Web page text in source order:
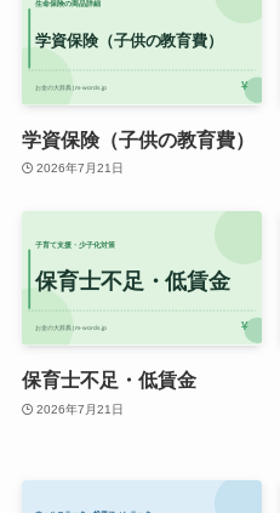
学資保険（子供の教育費）
2026年7月21日
保育士不足・低賃金
2026年7月21日